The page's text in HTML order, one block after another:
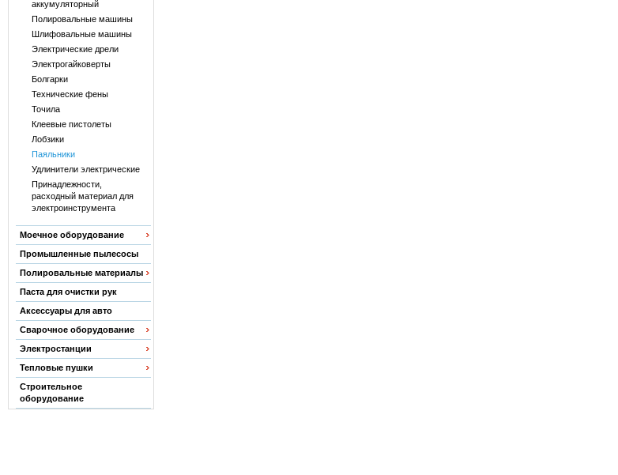
аккумуляторный
Полировальные машины
Шлифовальные машины
Электрические дрели
Электрогайковерты
Болгарки
Технические фены
Точила
Клеевые пистолеты
Лобзики
Паяльники
Удлинители электрические
Принадлежности,
расходный материал для
электроинструмента
Моечное оборудование
Промышленные пылесосы
Полировальные материалы
Паста для очистки рук
Аксессуары для авто
Сварочное оборудование
Электростанции
Тепловые пушки
Строительное
оборудование